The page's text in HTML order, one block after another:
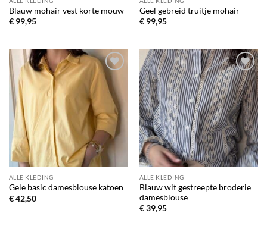
Blauw mohair vest korte mouw
€99,95
Geel gebreid truitje mohair
€99,95
Toevoegen
aan
verlanglijst
ALLE KLEDING
Gele basic damesblouse katoen
€42,50
Toevoegen
aan
verlanglijst
ALLE KLEDING
Blauw wit gestreepte broderie
damesblouse
€39,95